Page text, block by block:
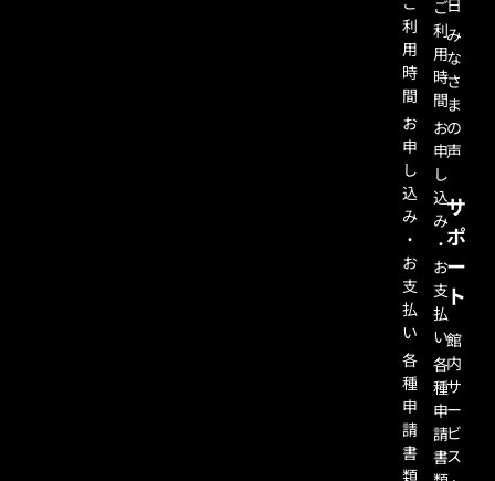
利
用
時
間
お
申
し
込
み
・
お
支
払
い
各
種
申
請
書
類
ご
利
用
時
間
お
申
し
込
み
・
お
支
払
い
各
種
申
請
書
日
み
な
さ
ま
の
声
サ
ポ
ー
ト
館
内
サ
ー
ビ
ス